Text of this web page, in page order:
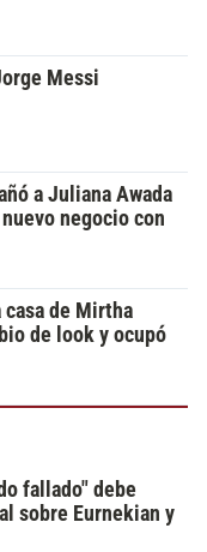
Messi
a Juliana Awada
negocio con
de Mirtha
de look y ocupó
fallado" debe
sobre Eurnekian y